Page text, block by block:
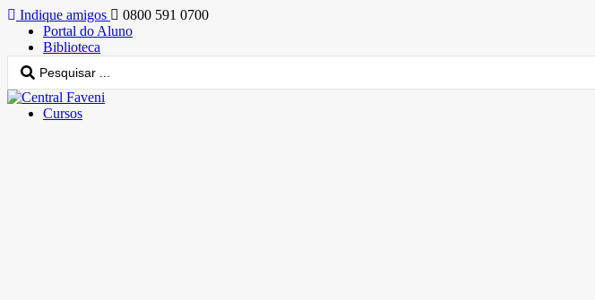
Indique amigos
0800 591 0700
Portal do Aluno
Biblioteca
Cursos